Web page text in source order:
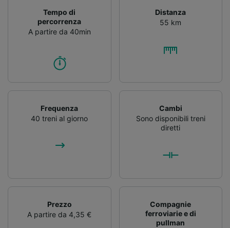
Tempo di
percorrenza
A partire da 40min
Distanza
55 km
Frequenza
40 treni al giorno
Cambi
Sono disponibili treni
diretti
Prezzo
A partire da 4,35 €
Compagnie
ferroviarie e di
pullman